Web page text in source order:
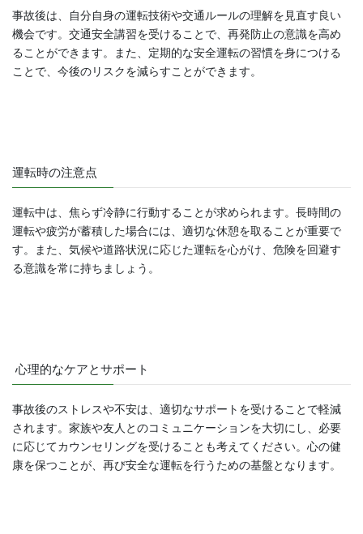
事故後は、自分自身の運転技術や交通ルールの理解を見直す良い
機会です。交通安全講習を受けることで、再発防止の意識を高め
ることができます。また、定期的な安全運転の習慣を身につける
ことで、今後のリスクを減らすことができます。
運転時の注意点
運転中は、焦らず冷静に行動することが求められます。長時間の
運転や疲労が蓄積した場合には、適切な休憩を取ることが重要で
す。また、気候や道路状況に応じた運転を心がけ、危険を回避す
る意識を常に持ちましょう。
心理的なケアとサポート
事故後のストレスや不安は、適切なサポートを受けることで軽減
されます。家族や友人とのコミュニケーションを大切にし、必要
に応じてカウンセリングを受けることも考えてください。心の健
康を保つことが、再び安全な運転を行うための基盤となります。